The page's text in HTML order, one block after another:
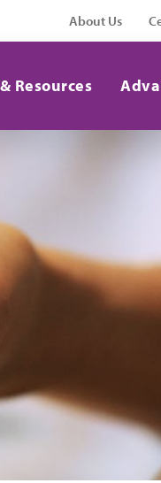
About Us
Resources